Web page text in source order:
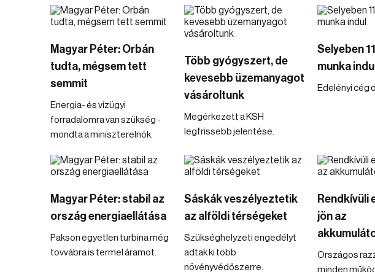
Magyar Péter: Orbán
tudta, mégsem tett
semmit
Energia- és vízügyi
forradalomra van szükség -
mondta a miniszterelnök.
Több gyógyszert, de
kevesebb üzemanyagot
vásároltunk
Megérkezett a KSH
legfrissebb jelentése.
Selyeben
munka indul
Edelényi cég
Magyar Péter: stabil az
ország energiaellátása
Pakson egyetlen turbina még
tovvábra is termel áramot.
Sáskák veszélyeztetik
az alföldi térségeket
Szükséghelyzeti engedélyt
adtak ki több
növényvédőszerre.
Rendkívüli
jön az
Országos
minden